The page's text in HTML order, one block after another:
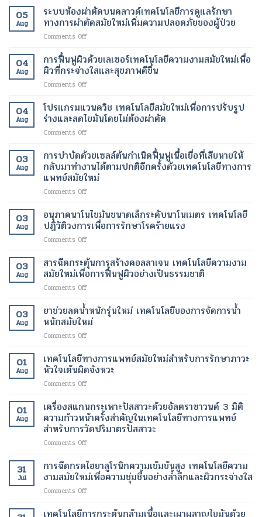
สุขภาพ
ดี
และ
ขึ้น
เฉพาะ
จุด
และ
เร่ง
การ
เผา
เทคโนโลยี
สมัย
ใหม่
ลด
น้ำ
หนัก
สแกน
fMRI
เพื่อ
ช่วย
ผู้
ป่วย
เทคโนโลยี
ทางการ
เปลี่ยนแปลง
ชีวิต
ของ
ผู้
05
Aug
ระบบห้องผ่าตัดบนคลาวด์เทคโนโลยีการดูแลรักษา
ทางการผ่าตัดสมัยใหม่เพิ่มความปลอดภัยของผู้ป่วย
Comments Offon
ห้อง
ผ่าตัด
บน
คลา
เทคโนโลยี
การ
ผ่าตัด
สมัย
ใหม่
ของ
ผู้
ป่วย
04
Aug
การฟื้นฟูผิวด้วยเลเซอร์เทคโนโลยีความงามสมัยใหม่เพื่อ
ผิวที่กระจ่างใสและสุขภาพดีขึ้น
Comments Offon
ฟื้นฟู
ผิว
ด้วย
เลเซอร์
ความ
งาม
สมัย
ใหม่
เพื่อ
ที่
กระจ่าง
ดี
ขึ้น
04
Aug
โปรแกรมแวนควิช เทคโนโลยีสมัยใหม่เพื่อการปรับรูป
ร่างและลดไขมันโดยไม่ต้องผ่าตัด
Comments Offon
แก
รม
แวน
ควิช
เทคโนโลยี
ใหม่
เพื่อ
การ
ปรับ
ร่าง
และ
โดย
ไม่
ต้อง
03
Aug
การบำบัดด้วยเซลล์ต้นกำเนิดฟื้นฟูเนื้อเยื่อที่เสียหายให้
กลับมาทำงานได้ตามปกติอีกครั้งด้วยเทคโนโลยีทางการ
แพทย์สมัยใหม่
Comments Offon
บำบัด
ด้วย
เซลล์
ต้น
ฟื้นฟู
เนื้อเยื่อ
ให้
กลับ
ตาม
ปกติ
อีก
เทคโนโลยี
ทางการ
แพทย์
สมัย
03
Aug
อนุภาคนาโนไขมันขนาดเล็กระดับนาโนเมตร เทคโนโลยี
ปฏิวัติวงการเพื่อการรักษาโรคร้ายแรง
Comments Offon
นาโน
ไข
มัน
ขนาด
ระดับ
นาโน
วงการ
เพื่อ
ร้าย
แรง
03
Aug
สารฉีดกระตุ้นการสร้างคอลลาเจน เทคโนโลยีความงาม
สมัยใหม่เพื่อการฟื้นฟูผิวอย่างเป็นธรรมชาติ
Comments Offon
ฉีด
กระตุ้น
การ
สร้าง
ล
ลา
งาม
สมัย
ใหม่
ผิว
อย่าง
เป็น
03
Aug
ยาช่วยลดน้ำหนักรุ่นใหม่ เทคโนโลยีของการจัดการน้ำ
หนักสมัยใหม่
Comments Offon
ช่วย
ลด
น้ำ
หนัก
ใหม่
เทคโนโลยี
ของ
การ
จัดการ
หนัก
สมัย
01
Aug
เทคโนโลยีทางการแพทย์สมัยใหม่สำหรับการรักษาภาวะ
หัวใจเต้นผิดจังหวะ
Comments Offon
ทางการ
แพทย์
สมัย
ใหม่
สำหรับ
รักษา
ภาวะ
หัวใจ
เต้น
จังหวะ
01
Aug
เครื่องสแกนกระเพาะปัสสาวะด้วยอัลตราซาวนด์ 3 มิติ
ความก้าวหน้าครั้งสำคัญในเทคโนโลยีทางการแพทย์
สำหรับการวัดปริมาตรปัสสาวะ
Comments Offon
สแกน
กระเพาะ
ปัสสาวะ
ด้วย
ซา
31
Jul
การฉีดกรดไฮยาลูโรนิกความเข้มข้นสูง เทคโนโลยีความ
งามสมัยใหม่เพื่อความชุ่มชื้นอย่างล้ำลึกและผิวกระจ่างใส
Comments Offon
ฉีด
เทคโนโลยีการกระตุ้นกล้ามเนื้อและเผาผลาญไขมันด้วย